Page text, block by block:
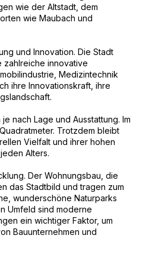
wie der Altstadt, dem
wie Maubach und
und Innovation. Die Stadt
zahlreiche innovative
Medizintechnik
ihre Innovationskraft, ihre
nach Lage und Ausstattung. Im
Trotzdem bleibt
Vielfalt und ihrer hohen
Alters.
Der Wohnungsbau, die
das Stadtbild und tragen zum
wunderschöne Naturparks
Umfeld sind moderne
ein wichtiger Faktor, um
Bauunternehmen und